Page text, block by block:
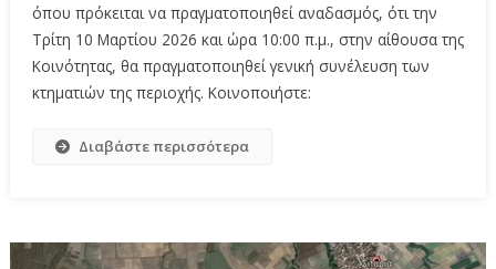
όπου πρόκειται να πραγματοποιηθεί αναδασμός, ότι την
Τρίτη 10 Μαρτίου 2026 και ώρα 10:00 π.μ., στην αίθουσα της
Κοινότητας, θα πραγματοποιηθεί γενική συνέλευση των
κτηματιών της περιοχής. Κοινοποιήστε:
Διαβάστε περισσότερα